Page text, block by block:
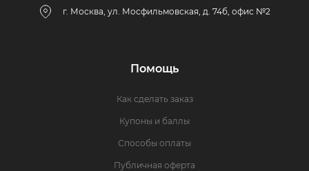
г. Москва, ул. Мосфильмовская, д. 74б, офис №2
Помощь
Как сделать заказ
Купоны и баллы
Способы оплаты
Публичная оферта